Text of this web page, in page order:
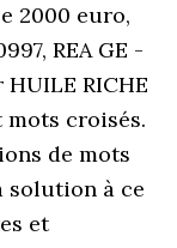
2000 euro,
REA GE -
RICHE
mots croisés.
de mots
solution à ce
et